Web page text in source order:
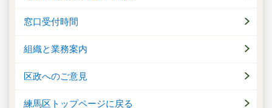
窓口受付時間
組織と業務案内
区政へのご意見
練馬区トップページに戻る